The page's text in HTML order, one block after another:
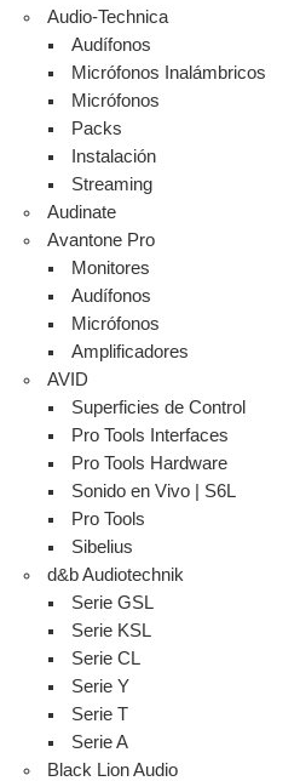
Audio-Technica
Audífonos
Micrófonos Inalámbricos
Micrófonos
Packs
Instalación
Streaming
Audinate
Avantone Pro
Monitores
Audífonos
Micrófonos
Amplificadores
AVID
Superficies de Control
Pro Tools Interfaces
Pro Tools Hardware
Sonido en Vivo | S6L
Pro Tools
Sibelius
d&b Audiotechnik
Serie GSL
Serie KSL
Serie CL
Serie Y
Serie T
Serie A
Black Lion Audio